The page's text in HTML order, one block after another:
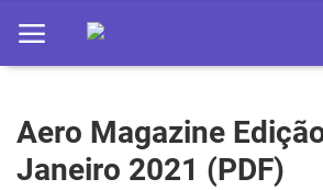
Home
Apps
Aero Magazine
Janeiro 2021 (PDF)